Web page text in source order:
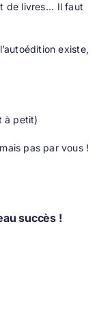
de livres... Il faut
existe,
à petit)
pas par vous !
succès !